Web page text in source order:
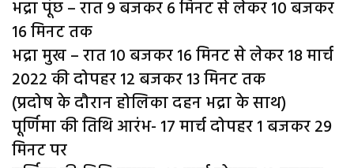
भद्रा पूंछ – रात 9 बजकर 6 मिनट से लेकर 10 बजकर
16 मिनट तक
भद्रा मुख – रात 10 बजकर 16 मिनट से लेकर 18 मार्च
2022 की दोपहर 12 बजकर 13 मिनट तक
(प्रदोष के दौरान होलिका दहन भद्रा के साथ)
पूर्णिमा की तिथि आरंभ- 17 मार्च दोपहर 1 बजकर 29
मिनट पर